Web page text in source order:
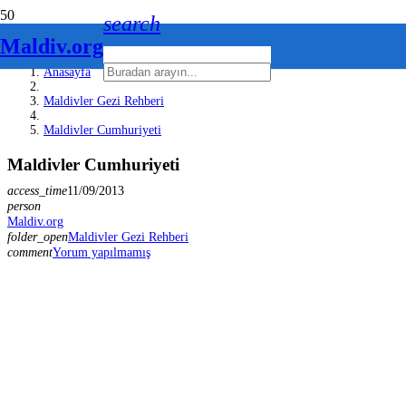
Maldiv.org
search
Anasayfa
Maldivler Gezi Rehberi
Maldivler Cumhuriyeti
Maldivler Cumhuriyeti
access_time11/09/2013
person
Maldiv.org
folder_openMaldivler Gezi Rehberi
commentYorum yapılmamış